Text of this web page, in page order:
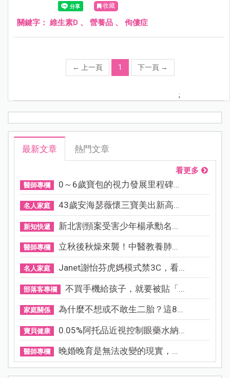
收藏
關鍵字： 維生素D 、 營養品 、 佝僂症
← 上一頁 1 下一頁 →
;
最新文章 熱門文章
看更多
醫師專欄 0～6歲寶包的視力發展里程碑...
名人家庭 43歲安海瑟薇懷三寶美出新高...
新知快遞 新北割頸案受害少年楊承勳名...
醫師專欄 立秋後秋燥來襲！中醫教養肺...
名人家庭 Janet謝怡芬虎媽模式禁3C，看...
部落客專欄 不買手機給孩子，就要被貼「...
家庭關係 為什麼不想或不敢生二胎？這8...
寶貝健康 0.05%阿托品近視控制眼藥水納...
醫師專欄 晚婚晚育是無法改變的現實，...